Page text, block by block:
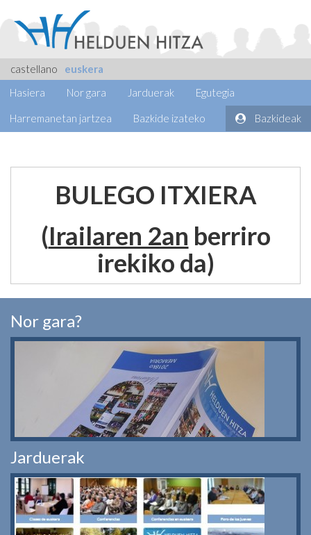
castellano
euskera
Hasiera
Nor gara Jarduerak Egutegia
Harremanetan jartzea Bazkide izateko Bazkideak
BULEGO ITXIERA
(Irailaren 2an berriro
irekiko da)
Nor gara?
Jarduerak